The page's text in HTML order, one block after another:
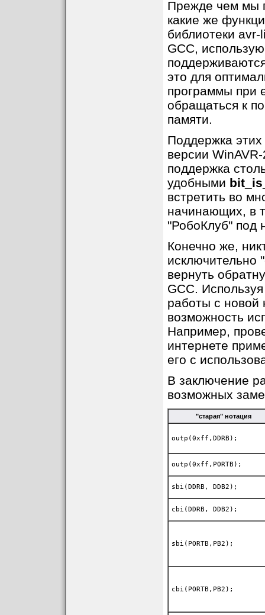
Прежде чем мы
какие же
библиотеки
GCC,
это для
программы при
обращаться к
памяти.
Поддержка
версии
поддержка
удобными
встретить во
начинающих, в
"РобоКлуб" под
Конечно же,
исключительно
вернуть
GCC.
работы с новой
возможность
Например,
интернете
его с
В заключение
возможных
"старая" нотация
outp(0xff,DDRB);
outp(0xff,PORTB);
sbi(DDRB, DDB2);
cbi(DDRB, DDB2);
sbi(PORTB,PB2);
cbi(PORTB,PB2);